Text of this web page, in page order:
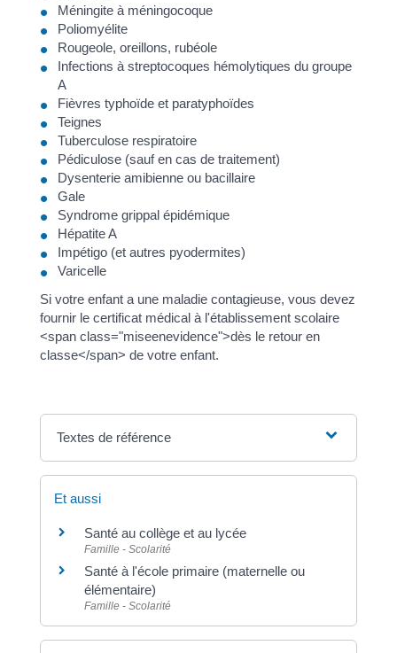
Méningite à méningocoque
Poliomyélite
Rougeole, oreillons, rubéole
Infections à streptocoques hémolytiques du groupe
A
Fièvres typhoïde et paratyphoïdes
Teignes
Tuberculose respiratoire
Pédiculose (sauf en cas de traitement)
Dysenterie amibienne ou bacillaire
Gale
Syndrome grippal épidémique
Hépatite A
Impétigo (et autres pyodermites)
Varicelle
Si votre enfant a une maladie contagieuse, vous devez
fournir le certificat médical à l'établissement scolaire
<span class="miseenevidence">dès le retour en
classe</span> de votre enfant.
Textes de référence
Et aussi
Santé au collège et au lycée
Famille - Scolarité
Santé à l'école primaire (maternelle ou
élémentaire)
Famille - Scolarité